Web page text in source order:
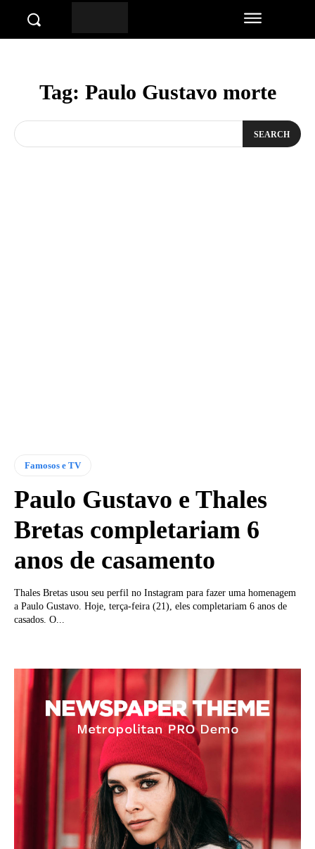
Tag: Paulo Gustavo morte
SEARCH
Famosos e TV
Paulo Gustavo e Thales
Bretas completariam 6
anos de casamento
Thales Bretas usou seu perfil no Instagram para fazer uma homenagem
a Paulo Gustavo. Hoje, terça-feira (21), eles completariam 6 anos de
casados. O...